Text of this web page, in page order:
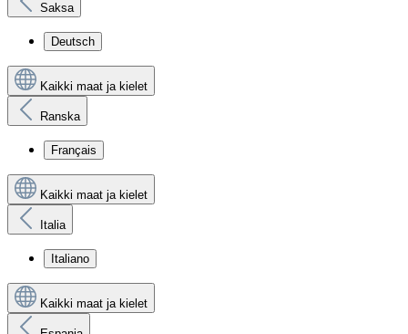
Saksa
Deutsch
Kaikki maat ja kielet
Ranska
Français
Kaikki maat ja kielet
Italia
Italiano
Kaikki maat ja kielet